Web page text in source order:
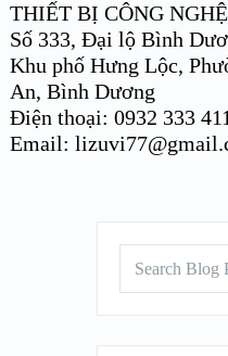
THIẾT BỊ CÔNG
Số 333, Đại lộ Bình
Khu phố Hưng Lộc,
An, Bình Dương
Điện thoại: 0932 333 411
Email: